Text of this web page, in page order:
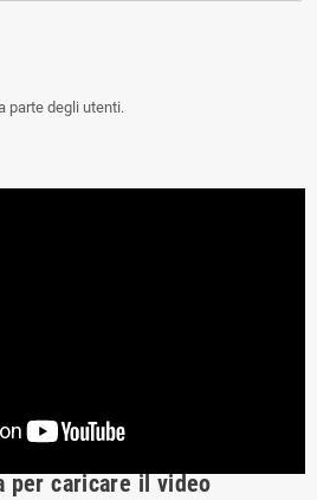
parte degli utenti.
per caricare il video